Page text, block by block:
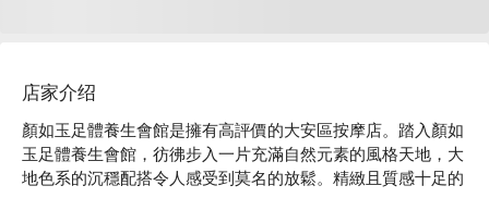
店家介绍
顏如玉足體養生會館是擁有高評價的大安區按摩店。踏入顏如
玉足體養生會館，彷彿步入一片充滿自然元素的風格天地，大
地色系的沉穩配搭令人感受到莫名的放鬆。精緻且質感十足的